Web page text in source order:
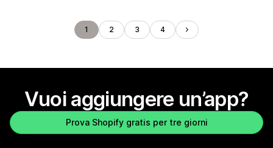
1 2 3 4
Vuoi aggiungere un’app?
Prova Shopify gratis per tre giorni